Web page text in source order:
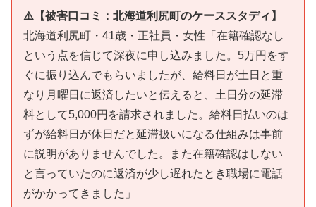
⚠️【被害口コミ：北海道利尻町のケーススタディ】
北海道利尻町・41歳・正社員・女性「在籍確認なし
という点を信じて深夜に申し込みました。5万円をす
ぐに振り込んでもらいましたが、給料日が土日と重
なり月曜日に返済したいと伝えると、土日分の延滞
料として5,000円を請求されました。給料日払いのは
ずが給料日が休日だと延滞扱いになる仕組みは事前
に説明がありませんでした。また在籍確認はしない
と言っていたのに返済が少し遅れたとき職場に電話
がかかってきました」